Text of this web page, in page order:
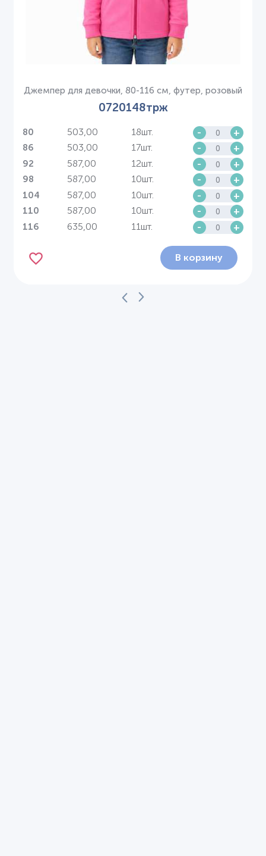
Джемпер для девочки, 80-116 см, футер, розовый
0720148трж
80 503,00 18шт. - +
86 503,00 17шт. - +
92 587,00 12шт. - +
98 587,00 10шт. - +
104 587,00 10шт. - +
110 587,00 10шт. - +
116 635,00 11шт. - +
В корзину